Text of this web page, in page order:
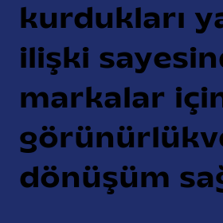
kurdukları
ilişki
markalar
dönüşüm